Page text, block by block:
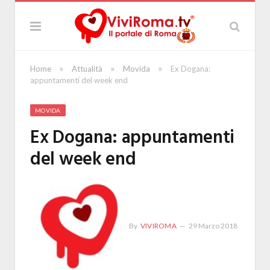
Home » Attualità » Movida »
Ex Dogana:
appuntamenti del week end
MOVIDA
Ex Dogana: appuntamenti
del week end
By VIVIROMA 29 Marzo 2018